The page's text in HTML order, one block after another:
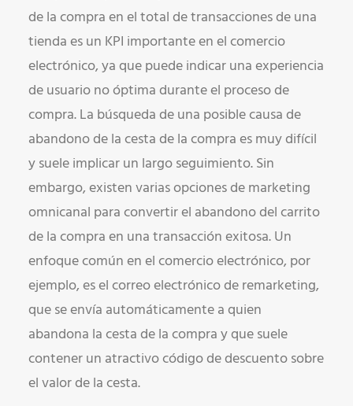
de la compra en el total de transacciones de una
tienda es un KPI importante en el comercio
electrónico, ya que puede indicar una experiencia
de usuario no óptima durante el proceso de
compra. La búsqueda de una posible causa de
abandono de la cesta de la compra es muy difícil
y suele implicar un largo seguimiento. Sin
embargo, existen varias opciones de marketing
omnicanal para convertir el abandono del carrito
de la compra en una transacción exitosa. Un
enfoque común en el comercio electrónico, por
ejemplo, es el correo electrónico de remarketing,
que se envía automáticamente a quien
abandona la cesta de la compra y que suele
contener un atractivo código de descuento sobre
el valor de la cesta.